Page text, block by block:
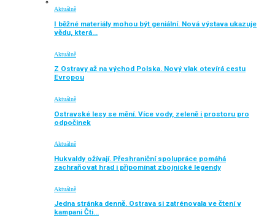
Aktuálně
I běžné materiály mohou být geniální. Nová výstava ukazuje
vědu, která…
Aktuálně
Z Ostravy až na východ Polska. Nový vlak otevírá cestu
Evropou
Aktuálně
Ostravské lesy se mění. Více vody, zeleně i prostoru pro
odpočinek
Aktuálně
Hukvaldy ožívají. Přeshraniční spolupráce pomáhá
zachraňovat hrad i připomínat zbojnické legendy
Aktuálně
Jedna stránka denně. Ostrava si zatrénovala ve čtení v
kampani Čti…